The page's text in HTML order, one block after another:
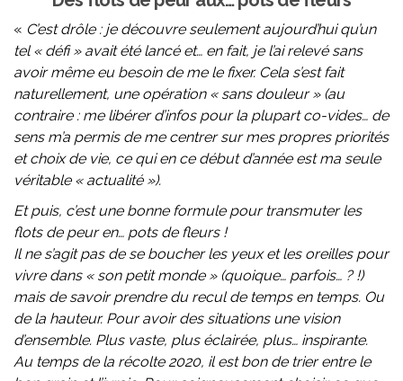
« C’est drôle : je découvre seulement aujourd’hui qu’un
tel « défi » avait été lancé et… en fait, je l’ai relevé sans
avoir même eu besoin de me le fixer. Cela s’est fait
naturellement, une opération « sans douleur » (au
contraire : me libérer d’infos pour la plupart co-vides… de
sens m’a permis de me centrer sur mes propres priorités
et choix de vie, ce qui en ce début d’année est ma seule
véritable « actualité »).
Et puis, c’est une bonne formule pour transmuter les
flots de peur en… pots de fleurs !
Il ne s’agit pas de se boucher les yeux et les oreilles pour
vivre dans « son petit monde » (quoique… parfois… ? !)
mais de savoir prendre du recul de temps en temps. Ou
de la hauteur. Pour avoir des situations une vision
d’ensemble. Plus vaste, plus éclairée, plus… inspirante.
Au temps de la récolte 2020, il est bon de trier entre le